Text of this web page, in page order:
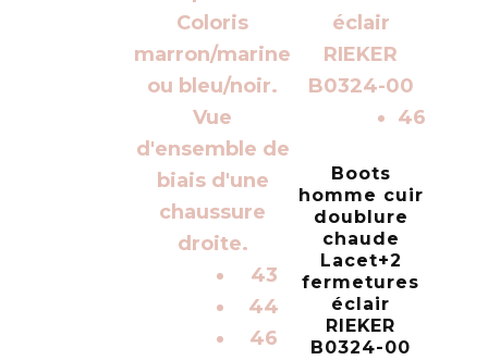
43
44
46
46
Boots
homme cuir
doublure
chaude
Lacet+2
fermetures
éclair
RIEKER
B0324-00